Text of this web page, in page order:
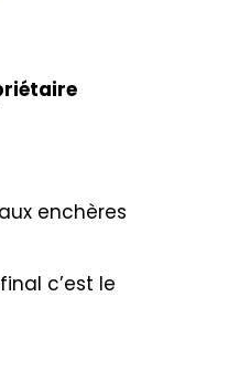
enchères
c’est le